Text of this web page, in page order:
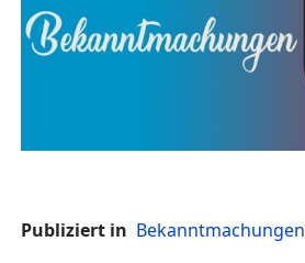
Publiziert in Bekanntmachungen